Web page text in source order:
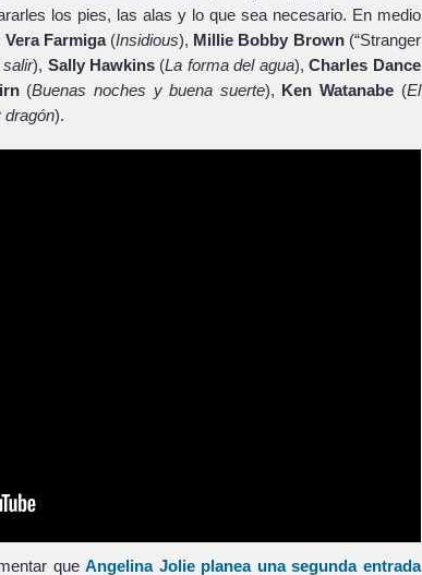
los pies, las alas y lo que sea necesario. En medio
Vera Farmiga(Insidious), Millie Bobby Brown(“Stranger
), Sally Hawkins (La forma del agua),Charles Dance
(Buenas noches y buena suerte), Ken Watanabe (El
dragón).
queAngelina Jolieplanea una segunda entrada